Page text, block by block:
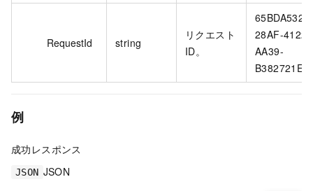
RequestId string
リクエスト
ID。
65BDA532-
28AF-4122-
AA39-
例
成功レスポンス
JSON JSON